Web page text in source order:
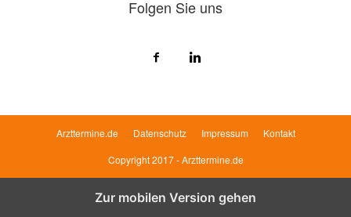
Folgen Sie uns
Arzttermine.de Datenschutz Impressum
Kontakt
Copyright 2017 - Arzttermine.de
Zur mobilen Version gehen